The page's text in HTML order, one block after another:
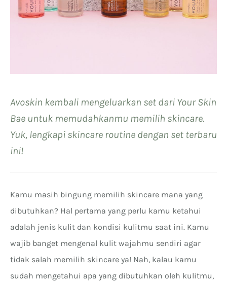
Avoskin kembali mengeluarkan set dari Your Skin
Bae untuk memudahkanmu memilih skincare.
Yuk, lengkapi skincare routine dengan set terbaru
ini!
Kamu masih bingung memilih skincare mana yang
dibutuhkan? Hal pertama yang perlu kamu ketahui
adalah jenis kulit dan kondisi kulitmu saat ini. Kamu
wajib banget mengenal kulit wajahmu sendiri agar
tidak salah memilih skincare ya! Nah, kalau kamu
sudah mengetahui apa yang dibutuhkan oleh kulitmu,